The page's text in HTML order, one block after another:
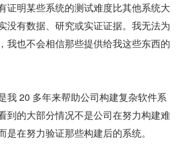
证明某些系统的测试难度比其他系统大
没有数据、研究或实证证据。我无法为
我也不会相信那些提供给我这些东西的
我 20 多年来帮助公司构建复杂软件系
到的大部分情况不是公司在努力构建难
是在努力验证那些构建后的系统。